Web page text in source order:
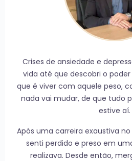
Crises de ansiedade e
vida até que descobri o poder
que é viver com aquele peso,
nada vai mudar, de que tudo
estive aí.
Após uma carreira exaustiva
senti perdido e preso em
realizava. Desde então,